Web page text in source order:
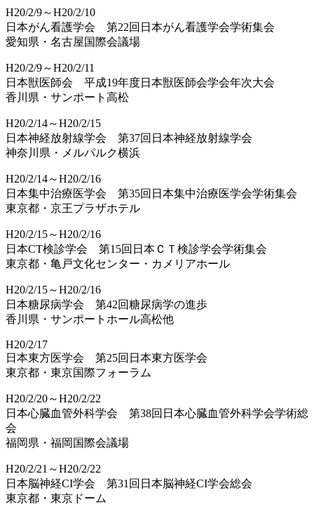
H20/2/9～H20/2/10
日本がん看護学会 第22回日本がん看護学会学術集会
愛知県・名古屋国際会議場
H20/2/9～H20/2/11
日本獣医師会 平成19年度日本獣医師会学会年次大会
香川県・サンポート高松
H20/2/14～H20/2/15
日本神経放射線学会 第37回日本神経放射線学会
神奈川県・メルパルク横浜
H20/2/14～H20/2/16
日本集中治療医学会 第35回日本集中治療医学会学術集会
東京都・京王プラザホテル
H20/2/15～H20/2/16
日本CT検診学会 第15回日本ＣＴ検診学会学術集会
東京都・亀戸文化センター・カメリアホール
H20/2/15～H20/2/16
日本糖尿病学会 第42回糖尿病学の進歩
香川県・サンポートホール高松他
H20/2/17
日本東方医学会 第25回日本東方医学会
東京都・東京国際フォーラム
H20/2/20～H20/2/22
日本心臓血管外科学会 第38回日本心臓血管外科学会学術総
会
福岡県・福岡国際会議場
H20/2/21～H20/2/22
日本脳神経CI学会 第31回日本脳神経CI学会総会
東京都・東京ドーム